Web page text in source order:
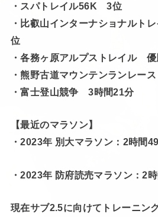
・スパトレイル56K 3位
・比叡山インターナショナルト
位
・各務ヶ原アルプストレイル 優
・熊野古道マウンテンランレー
・富士登山競争 3時間21分
【最近のマラソン】
・2023年 別大マラソン：2時間
・2023年 防府読売マラソン：2
現在サブ2.5に向けてトレーニン